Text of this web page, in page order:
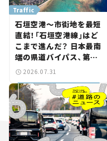
Traffic
石垣空港～市街地を最短
直結！「石垣空港線」はど
こまで進んだ？ 日本最南
端の県道バイパス、第2
工区も延伸開通 【いま気
2026.07.31